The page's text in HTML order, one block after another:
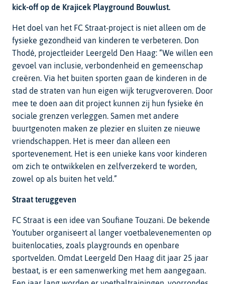
kick-off op de Krajicek Playground Bouwlust.
Het doel van het FC Straat-project is niet alleen om de
fysieke gezondheid van kinderen te verbeteren. Don
Thodé, projectleider Leergeld Den Haag: “We willen een
gevoel van inclusie, verbondenheid en gemeenschap
creëren. Via het buiten sporten gaan de kinderen in de
stad de straten van hun eigen wijk terugveroveren. Door
mee te doen aan dit project kunnen zij hun fysieke én
sociale grenzen verleggen. Samen met andere
buurtgenoten maken ze plezier en sluiten ze nieuwe
vriendschappen. Het is meer dan alleen een
sportevenement. Het is een unieke kans voor kinderen
om zich te ontwikkelen en zelfverzekerd te worden,
zowel op als buiten het veld.”
Straat teruggeven
FC Straat is een idee van Soufiane Touzani. De bekende
Youtuber organiseert al langer voetbalevenementen op
buitenlocaties, zoals playgrounds en openbare
sportvelden. Omdat Leergeld Den Haag dit jaar 25 jaar
bestaat, is er een samenwerking met hem aangegaan.